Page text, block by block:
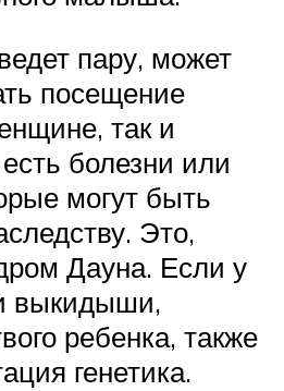
пару, может
посещение
так и
болезни или
могут быть
Это,
Дауна. Если у
выкидыши,
ребенка, также
генетика.